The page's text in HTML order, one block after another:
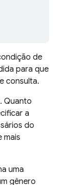
de
para que
consulta.
Quanto
a
do
mais
uma
gênero